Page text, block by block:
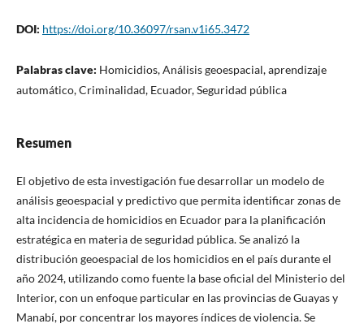
DOI: https://doi.org/10.36097/rsan.v1i65.3472
Palabras clave: Homicidios, Análisis geoespacial, aprendizaje
automático, Criminalidad, Ecuador, Seguridad pública
Resumen
El objetivo de esta investigación fue desarrollar un modelo de
análisis geoespacial y predictivo que permita identificar zonas de
alta incidencia de homicidios en Ecuador para la planificación
estratégica en materia de seguridad pública. Se analizó la
distribución geoespacial de los homicidios en el país durante el
año 2024, utilizando como fuente la base oficial del Ministerio del
Interior, con un enfoque particular en las provincias de Guayas y
Manabí, por concentrar los mayores índices de violencia. Se